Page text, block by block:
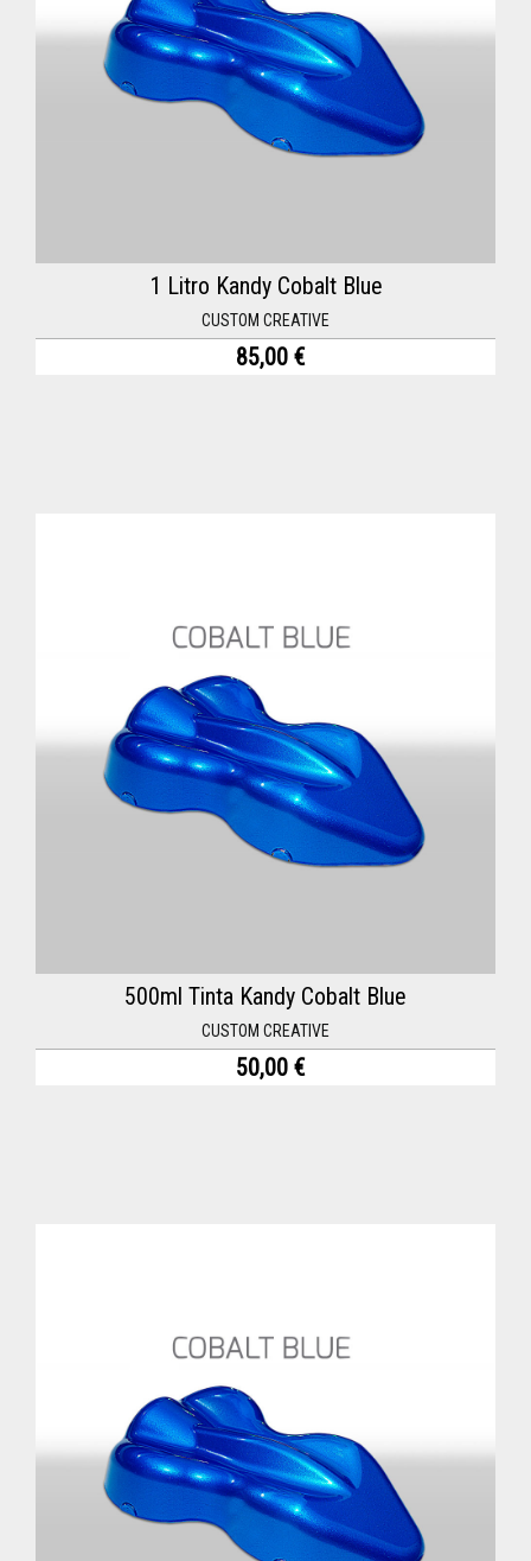
1 Litro Kandy Cobalt Blue
CUSTOM CREATIVE
85,00 €
500ml Tinta Kandy Cobalt Blue
CUSTOM CREATIVE
50,00 €